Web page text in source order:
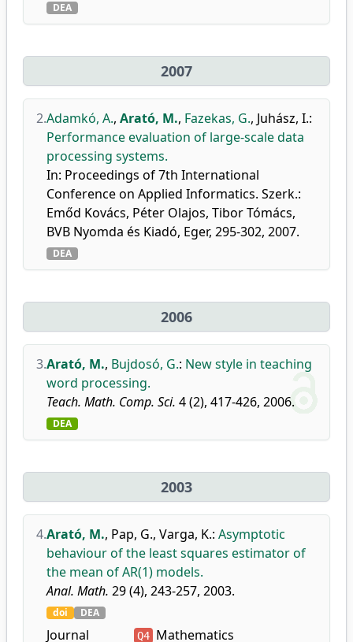
DEA
2007
2.Adamkó, A., Arató, M., Fazekas, G., Juhász, I.:
Performance evaluation of large-scale data
processing systems.
In: Proceedings of 7th International
Conference on Applied Informatics. Szerk.:
Emőd Kovács, Péter Olajos, Tibor Tómács,
BVB Nyomda és Kiadó, Eger, 295-302, 2007.
DEA
2006
3.Arató, M., Bujdosó, G.: New style in teaching
word processing.
Teach. Math. Comp. Sci. 4 (2), 417-426, 2006.
DEA
2003
4.Arató, M., Pap, G., Varga, K.: Asymptotic
behaviour of the least squares estimator of
the mean of AR(1) models.
Anal. Math. 29 (4), 243-257, 2003.
doi DEA
Journal Q4 Mathematics